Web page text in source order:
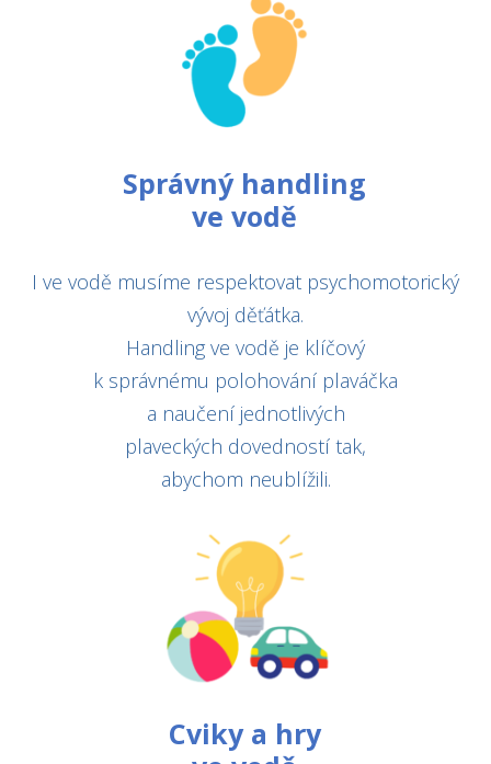
Správný handling
ve vodě
I ve vodě musíme respektovat psychomotorický
vývoj děťátka.
Handling ve vodě je klíčový
k správnému polohování plaváčka
a naučení jednotlivých
plaveckých dovedností tak,
abychom neublížili.
Cviky a hry